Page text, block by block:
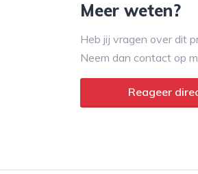
Meer weten?
Heb jij vragen over dit
Neem dan contact op
Reageer